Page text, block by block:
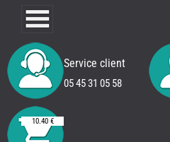
Service client
05 45 31 05 58
10.40 €